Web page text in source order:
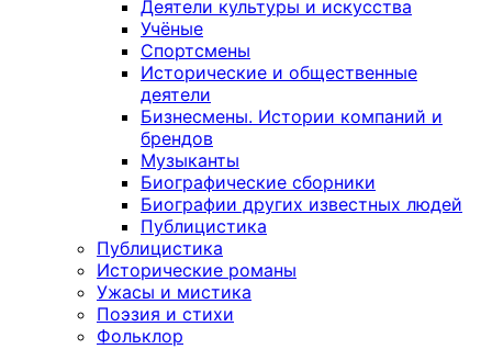
Деятели культуры и искусства
Учёные
Спортсмены
Исторические и общественные
деятели
Бизнесмены. Истории компаний и
брендов
Музыканты
Биографические сборники
Биографии других известных людей
Публицистика
Публицистика
Исторические романы
Ужасы и мистика
Поэзия и стихи
Фольклор